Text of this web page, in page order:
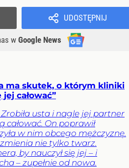
UDOSTĘPNIJ
w Google News
ma skutek, o którym kliniki
całować”
usta i nagle jej partner
całować. On poprawił
w nim obcego mężczyznę.
nie tylko twarz.
by nauczył się jej – i
– zupełnie od nowa.